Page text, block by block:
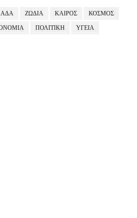
ΖΩΔΙΑ ΚΑΙΡΟΣ ΚΟΣΜΟΣ
ΠΟΛΙΤΙΚΗ ΥΓΕΙΑ